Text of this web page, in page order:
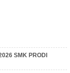
SMK PRODI